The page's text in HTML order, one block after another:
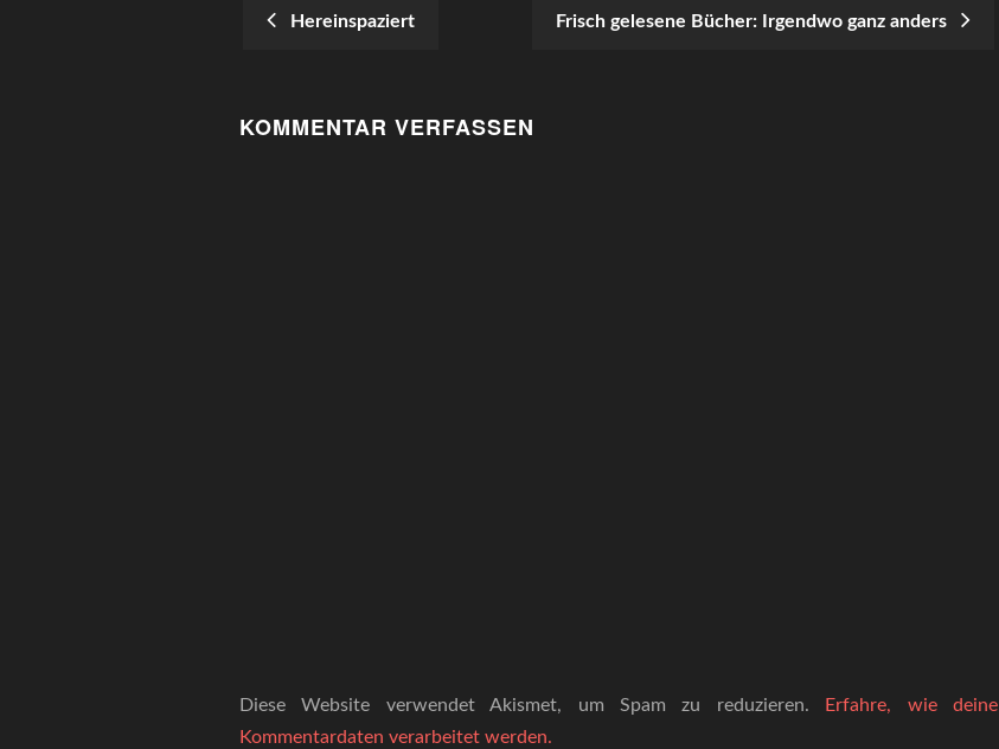
NAVIGATION
Hereinspaziert Frisch gelesene Bücher: Irgendwo ganz anders
KOMMENTAR VERFASSEN
Diese Website verwendet Akismet, um Spam zu reduzieren.
Erfahre, wie deine
Kommentardaten verarbeitet werden.